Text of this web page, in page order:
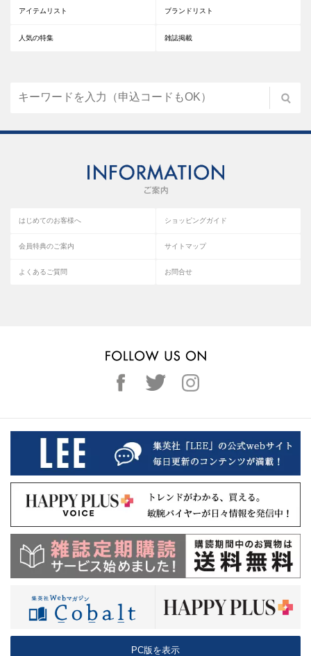
アイテムリスト ブランドリスト
人気の特集 雑誌掲載
はじめてのお客様へ ショッピングガイド
会員特典のご案内 サイトマップ
よくあるご質問 お問合せ
PC版を表示